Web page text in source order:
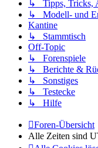
↳ Tipps, Tricks,
↳ Modell- und
Kantine
↳ Stammtisch
Off-Topic
↳ Forenspiele
↳ Berichte &
↳ Sonstiges
↳ Testecke
↳ Hilfe
Foren-Übersicht
Alle Zeiten sind